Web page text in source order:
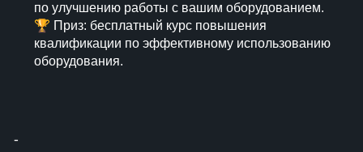
по улучшению работы с вашим оборудованием.
🏆 Приз: бесплатный курс повышения
квалификации по эффективному использованию
оборудования.
⁃